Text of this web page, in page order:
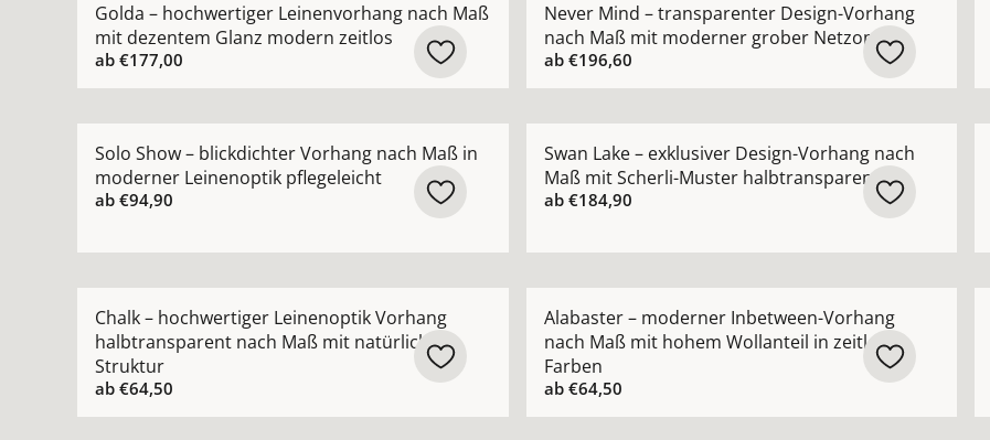
Golda – hochwertiger Leinenvorhang nach Maß
mit dezentem Glanz modern zeitlos
ab €177,00
Never Mind – transparenter Design-Vorhang
nach Maß mit moderner grober Netzoptik
ab €196,60
Solo Show – blickdichter Vorhang nach Maß in
moderner Leinenoptik pflegeleicht
ab €94,90
Swan Lake – exklusiver Design-Vorhang nach
Maß mit Scherli-Muster halbtransparent
ab €184,90
Chalk – hochwertiger Leinenoptik Vorhang
halbtransparent nach Maß mit natürlicher
Struktur
ab €64,50
Alabaster – moderner Inbetween-Vorhang
nach Maß mit hohem Wollanteil in zeitlosen
Farben
ab €64,50